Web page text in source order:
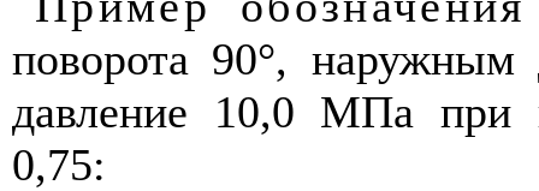
поворота 90°,
давление 10,0 МПа при
0,75: